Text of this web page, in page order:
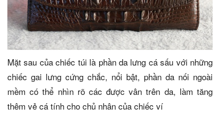
Mặt sau của chiếc túi là phần da lưng cá sấu với những
chiếc gai lưng cứng chắc, nổi bật, phần da nối ngoài
mềm có thể nhìn rõ các được vân trên da, làm tăng
thêm vẻ cá tính cho chủ nhân của chiếc ví